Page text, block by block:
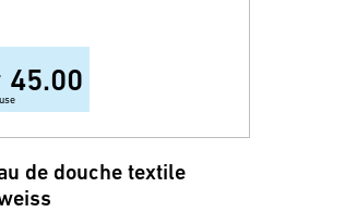
45.00
de douche textile